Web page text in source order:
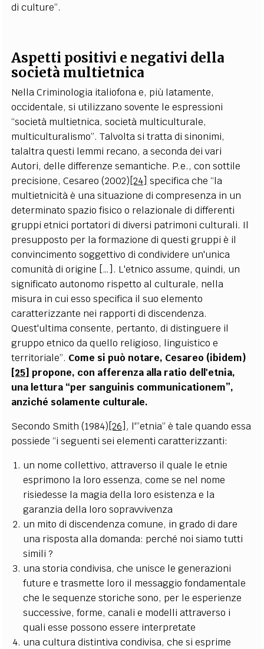
di culture”.
Aspetti positivi e negativi della
società multietnica
Nella Criminologia italiofona e, più latamente,
occidentale, si utilizzano sovente le espressioni
“società multietnica, società multiculturale,
multiculturalismo”. Talvolta si tratta di sinonimi,
talaltra questi lemmi recano, a seconda dei vari
Autori, delle differenze semantiche. P.e., con sottile
precisione, Cesareo (2002)[24] specifica che “la
multietnicità è una situazione di compresenza in un
determinato spazio fisico o relazionale di differenti
gruppi etnici portatori di diversi patrimoni culturali. Il
presupposto per la formazione di questi gruppi è il
convincimento soggettivo di condividere un'unica
comunità di origine […]. L'etnico assume, quindi, un
significato autonomo rispetto al culturale, nella
misura in cui esso specifica il suo elemento
caratterizzante nei rapporti di discendenza.
Quest'ultima consente, pertanto, di distinguere il
gruppo etnico da quello religioso, linguistico e
territoriale”. Come si può notare, Cesareo (ibidem)
[25] propone, con afferenza alla ratio dell'etnia,
una lettura “per sanguinis communicationem”,
anziché solamente culturale.
Secondo Smith (1984)[26] , l'”etnia” è tale quando essa
possiede “i seguenti sei elementi caratterizzanti:
un nome collettivo, attraverso il quale le etnie
esprimono la loro essenza, come se nel nome
risiedesse la magia della loro esistenza e la
garanzia della loro sopravvivenza
un mito di discendenza comune, in grado di dare
una risposta alla domanda: perché noi siamo tutti
simili ?
una storia condivisa, che unisce le generazioni
future e trasmette loro il messaggio fondamentale
che le sequenze storiche sono, per le esperienze
successive, forme, canali e modelli attraverso i
quali esse possono essere interpretate
una cultura distintiva condivisa, che si esprime